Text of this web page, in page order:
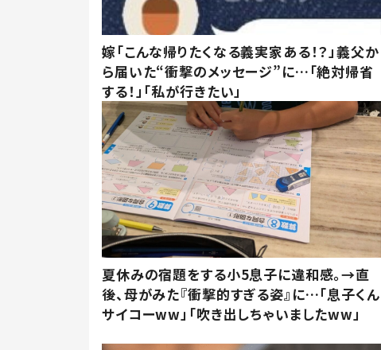
嫁「こんな帰りたくなる義実家ある！？」義父か
ら届いた“衝撃のメッセージ”に…「絶対帰省
する！」「私が行きたい」
夏休みの宿題をする小5息子に違和感。→直
後、母がみた『衝撃的すぎる姿』に…「息子くん
サイコーww」「吹き出しちゃいましたww」